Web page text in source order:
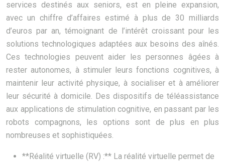
services destinés aux seniors, est en pleine expansion,
avec un chiffre d’affaires estimé à plus de 30 milliards
d’euros par an, témoignant de l’intérêt croissant pour les
solutions technologiques adaptées aux besoins des aînés.
Ces technologies peuvent aider les personnes âgées à
rester autonomes, à stimuler leurs fonctions cognitives, à
maintenir leur activité physique, à socialiser et à améliorer
leur sécurité à domicile. Des dispositifs de téléassistance
aux applications de stimulation cognitive, en passant par les
robots compagnons, les options sont de plus en plus
nombreuses et sophistiquées.
**Réalité virtuelle (RV) :** La réalité virtuelle permet de